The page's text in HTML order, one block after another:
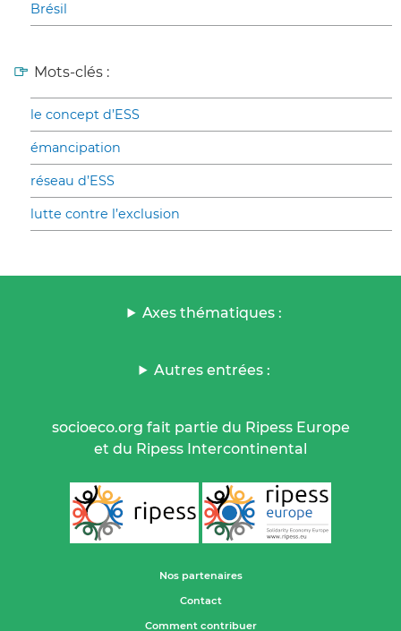
Brésil
Mots-clés :
le concept d’ESS
émancipation
réseau d’ESS
lutte contre l’exclusion
Axes thématiques :
Autres entrées :
socioeco.org fait partie du Ripess Europe
et du Ripess Intercontinental
Nos partenaires
Contact
Comment contribuer